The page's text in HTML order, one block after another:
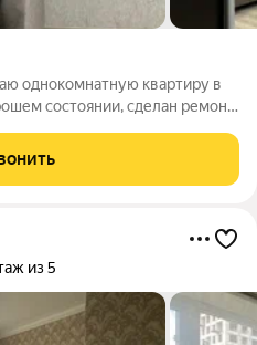
однокомнатную квартиру в
состоянии, сделан ремонт,
доступности школы,
из 5